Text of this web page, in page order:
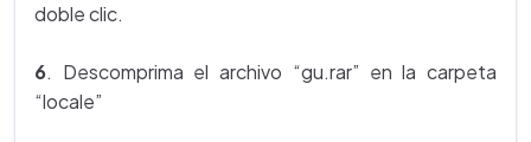
doble clic.
6. Descomprima el archivo “gu.rar” en la carpeta
“locale”